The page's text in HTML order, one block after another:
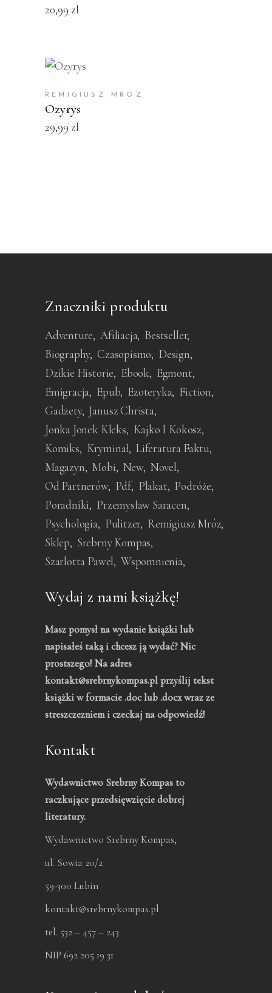
20,99 zł
REMIGIUSZ MRÓZ
Ozyrys
29,99 zł
Znaczniki produktu
Adventure Afiliacja Bestseller
Biography Czasopismo
Design
Dzikie Historie
Ebook
Egmont
Emigracja
Epub Ezoteryka Fiction
Gadżety Janusz Christa
Jonka Jonek Kleks
Kajko I Kokosz
Komiks
Kryminał Liferatura Faktu
Magazyn Mobi New Novel
Od Partnerów Pdf Plakat Podróże
Poradniki
Przemysław Saracen
Psychologia
Pulitzer Remigiusz Mróz
Sklep
Srebrny Kompas
Szarlotta Pawel Wspomnienia
Wydaj z nami książkę!
Masz pomysł na wydanie książki lub
napisałeś taką i chcesz ją wydać? Nic
prostszego! Na adres
kontakt@srebrnykompas.pl przyślij tekst
książki w formacie .doc lub .docx wraz ze
streszczezniem i czeckaj na odpowiedź!
Kontakt
Wydawnictwo Srebrny Kompas to
raczkujące przedsięwzięcie dobrej
literatury.
Wydawnictwo Srebrny Kompas,
ul. Sowia 20/2
59-300 Lubin
kontakt@srebrnykompas.pl
tel. 532 – 457 – 243
NIP 692 205 19 31